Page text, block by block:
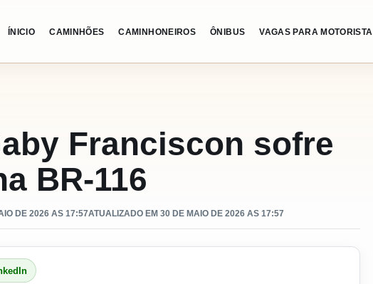
ÍNICIO CAMINHÕES CAMINHONEIROS ÔNIBUS VAGAS PARA MOTORISTA
Franciscon sofre
BR-116
DE 2026 AS 17:57ATUALIZADO EM 30 DE MAIO DE 2026 AS 17:57